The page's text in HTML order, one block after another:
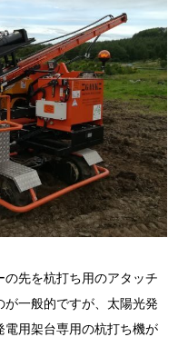
先を杭打ち用のアタッチ
が一般的ですが、太陽光発
電用架台専用の杭打ち機が